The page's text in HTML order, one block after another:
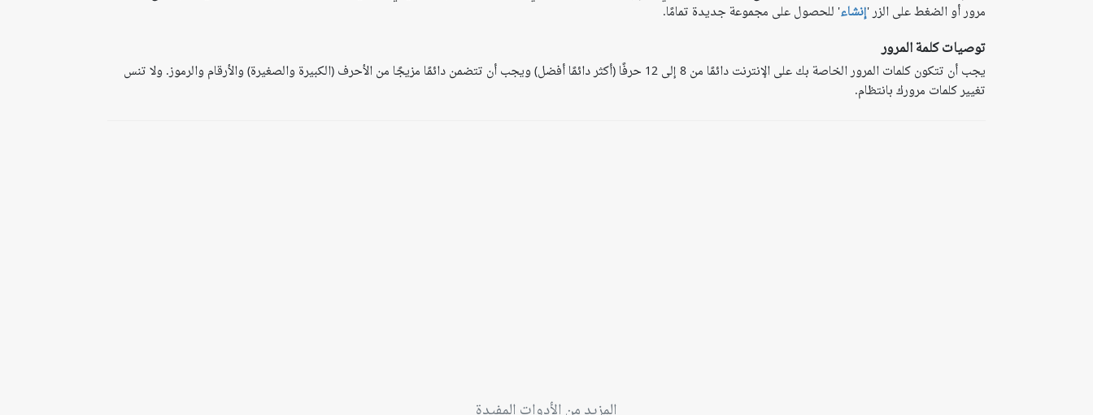
مرور أو الضغط على الزر 'إنشاء' للحصول على مجموعة جديدة تمامًا.
توصيات كلمة المرور
يجب أن تتكون كلمات المرور الخاصة بك على الإنترنت دائمًا من 8 إلى 12 حرفًا (أكثر دائمًا أفضل) ويجب أن تتضمن دائمًا مزيجًا من الأحرف (الكبيرة والصغيرة) والأرقام والرموز. ولا تنس
تغيير كلمات مرورك بانتظام.
المزيد من الأدوات المفيدة